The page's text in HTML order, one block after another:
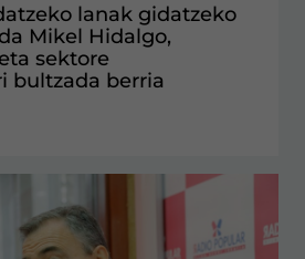
lanak gidatzeko
Mikel Hidalgo,
sektore
bultzada berria